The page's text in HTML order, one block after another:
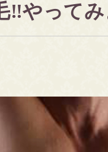
‼️やって